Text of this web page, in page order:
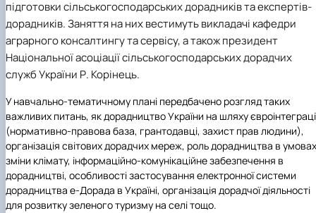
підготовки сільськогосподарських дорадників та експертів-
дорадників. Заняття на них вестимутьвикладачі кафедри
аграрного консалтингу та сервісу, а також президент
Національної асоціації сільськогосподарських дорадчих
служб України Р. Корінець.
У навчально-тематичному плані передбачено розгляд таких
важливих питань, як дорадництво України на шляху
(нормативно-правова база, грантодавці, захист прав людини),
організація світових дорадчих мереж, роль дорадництва в умовах
зміни клімату, інформаційно-комунікаційне забезпечення в
дорадництві, особливості застосування електронної системи
дорадництва е-Дорада в Україні, організація дорадчої діяльності
для розвитку зеленого туризму на селі тощо.